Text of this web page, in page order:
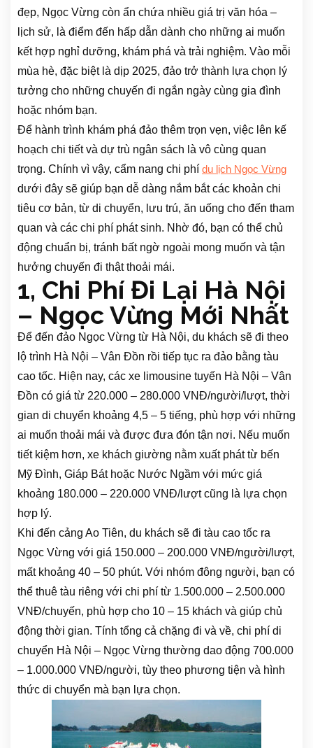
đẹp, Ngọc Vừng còn ẩn chứa nhiều giá trị văn hóa –
lịch sử, là điểm đến hấp dẫn dành cho những ai muốn
kết hợp nghỉ dưỡng, khám phá và trải nghiệm. Vào mỗi
mùa hè, đặc biệt là dịp 2025, đảo trở thành lựa chọn lý
tưởng cho những chuyến đi ngắn ngày cùng gia đình
hoặc nhóm bạn.
Để hành trình khám phá đảo thêm trọn vẹn, việc lên kế
hoạch chi tiết và dự trù ngân sách là vô cùng quan
trọng. Chính vì vậy, cẩm nang chi phí du lịch Ngọc Vừng
dưới đây sẽ giúp bạn dễ dàng nắm bắt các khoản chi
tiêu cơ bản, từ di chuyển, lưu trú, ăn uống cho đến tham
quan và các chi phí phát sinh. Nhờ đó, bạn có thể chủ
động chuẩn bị, tránh bất ngờ ngoài mong muốn và tận
hưởng chuyến đi thật thoải mái.
1, Chi Phí Đi Lại Hà Nội
– Ngọc Vừng Mới Nhất
Để đến đảo Ngọc Vừng từ Hà Nội, du khách sẽ đi theo
lộ trình Hà Nội – Vân Đồn rồi tiếp tục ra đảo bằng tàu
cao tốc. Hiện nay, các xe limousine tuyến Hà Nội – Vân
Đồn có giá từ 220.000 – 280.000 VNĐ/người/lượt, thời
gian di chuyển khoảng 4,5 – 5 tiếng, phù hợp với những
ai muốn thoải mái và được đưa đón tận nơi. Nếu muốn
tiết kiệm hơn, xe khách giường nằm xuất phát từ bến
Mỹ Đình, Giáp Bát hoặc Nước Ngầm với mức giá
khoảng 180.000 – 220.000 VNĐ/lượt cũng là lựa chọn
hợp lý.
Khi đến cảng Ao Tiên, du khách sẽ đi tàu cao tốc ra
Ngọc Vừng với giá 150.000 – 200.000 VNĐ/người/lượt,
mất khoảng 40 – 50 phút. Với nhóm đông người, bạn có
thể thuê tàu riêng với chi phí từ 1.500.000 – 2.500.000
VNĐ/chuyến, phù hợp cho 10 – 15 khách và giúp chủ
động thời gian. Tính tổng cả chặng đi và về, chi phí di
chuyển Hà Nội – Ngọc Vừng thường dao động 700.000
– 1.000.000 VNĐ/người, tùy theo phương tiện và hình
thức di chuyển mà bạn lựa chọn.